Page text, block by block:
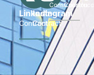
Linkedin
Contract
Instagram
Contract
Construcción